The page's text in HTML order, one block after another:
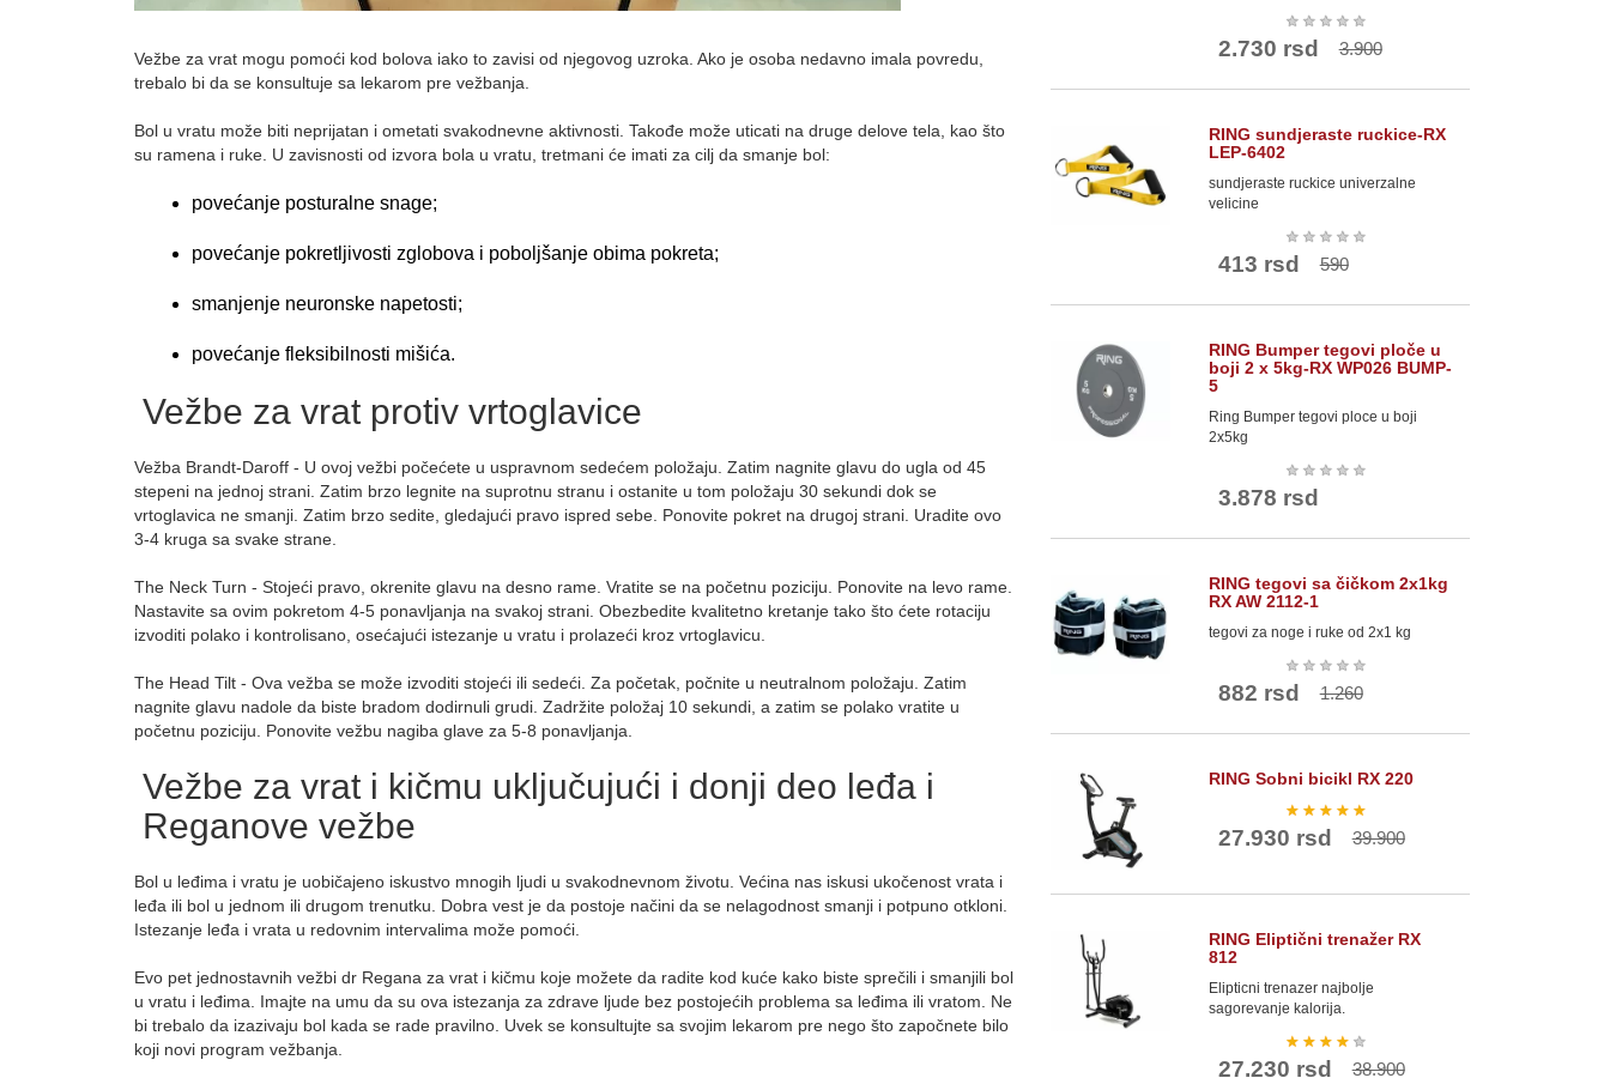
Vežbe za vrat mogu pomoći kod bolova iako to zavisi od njegovog uzroka. Ako je osoba nedavno imala povredu,
trebalo bi da se konsultuje sa lekarom pre vežbanja.
Bol u vratu može biti neprijatan i ometati svakodnevne aktivnosti. Takođe može uticati na druge delove tela, kao što
su ramena i ruke. U zavisnosti od izvora bola u vratu, tretmani će imati za cilj da smanje bol:
povećanje posturalne snage;
povećanje pokretljivosti zglobova i poboljšanje obima pokreta;
smanjenje neuronske napetosti;
povećanje fleksibilnosti mišića.
Vežbe za vrat protiv vrtoglavice
Vežba Brandt-Daroff - U ovoj vežbi počećete u uspravnom sedećem položaju. Zatim nagnite glavu do ugla od 45
stepeni na jednoj strani. Zatim brzo legnite na suprotnu stranu i ostanite u tom položaju 30 sekundi dok se
vrtoglavica ne smanji. Zatim brzo sedite, gledajući pravo ispred sebe. Ponovite pokret na drugoj strani. Uradite ovo
3-4 kruga sa svake strane.
The Neck Turn - Stojeći pravo, okrenite glavu na desno rame. Vratite se na početnu poziciju. Ponovite na levo rame.
Nastavite sa ovim pokretom 4-5 ponavljanja na svakoj strani. Obezbedite kvalitetno kretanje tako što ćete rotaciju
izvoditi polako i kontrolisano, osećajući istezanje u vratu i prolazeći kroz vrtoglavicu.
The Head Tilt - Ova vežba se može izvoditi stojeći ili sedeći. Za početak, počnite u neutralnom položaju. Zatim
nagnite glavu nadole da biste bradom dodirnuli grudi. Zadržite položaj 10 sekundi, a zatim se polako vratite u
početnu poziciju. Ponovite vežbu nagiba glave za 5-8 ponavljanja.
Vežbe za vrat i kičmu uključujući i donji deo leđa i
Reganove vežbe
Bol u leđima i vratu je uobičajeno iskustvo mnogih ljudi u svakodnevnom životu. Većina nas iskusi ukočenost vrata i
leđa ili bol u jednom ili drugom trenutku. Dobra vest je da postoje načini da se nelagodnost smanji i potpuno otkloni.
Istezanje leđa i vrata u redovnim intervalima može pomoći.
Evo pet jednostavnih vežbi dr Regana za vrat i kičmu koje možete da radite kod kuće kako biste sprečili i smanjili bol
u vratu i leđima. Imajte na umu da su ova istezanja za zdrave ljude bez postojećih problema sa leđima ili vratom. Ne
bi trebalo da izazivaju bol kada se rade pravilno. Uvek se konsultujte sa svojim lekarom pre nego što započnete bilo
koji novi program vežbanja.
★ ★ ★ ★ ★
2.730 rsd 3.900
RING sundjeraste ruckice-RX
LEP-6402
sundjeraste ruckice univerzalne
velicine
★ ★ ★ ★ ★
413 rsd 590
RING Bumper tegovi ploče u
boji 2 x 5kg-RX WP026 BUMP-
5
Ring Bumper tegovi ploce u boji
2x5kg
★ ★ ★ ★ ★
3.878 rsd
RING tegovi sa čičkom 2x1kg
RX AW 2112-1
tegovi za noge i ruke od 2x1 kg
★ ★ ★ ★ ★
882 rsd 1.260
RING Sobni bicikl RX 220
★ ★ ★ ★ ★
27.930 rsd 39.900
RING Eliptični trenažer RX
812
Elipticni trenazer najbolje
sagorevanje kalorija.
★ ★ ★ ★ ★
27.230 rsd 38.900